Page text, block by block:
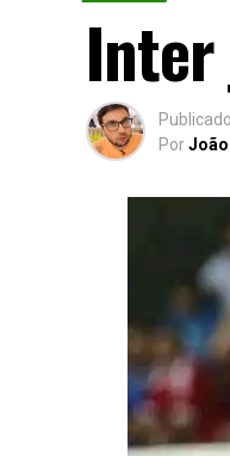
Inter
Publicado
Por